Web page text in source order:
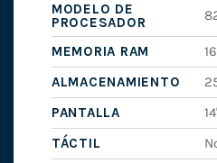
MODELO DE
PROCESADOR
MEMORIA RAM
ALMACENAMIENTO
PANTALLA
TÁCTIL